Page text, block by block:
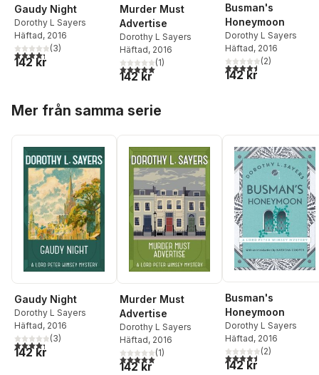
Gaudy Night
Dorothy L Sayers
Häftad, 2016
4,3utav 5 stjärnor. Totalt antal röster:
(3)
142 kr
Murder Must
Advertise
Dorothy L Sayers
Häftad, 2016
5,0utav 5 stjärnor. Totalt antal röster:
(1)
142 kr
Busman's
Honeymoon
Dorothy L Sayers
Häftad, 2016
4,5utav 5 stjärnor.
(2)
142 kr
Mer från samma serie
Gaudy Night
Dorothy L Sayers
Häftad, 2016
4,3utav 5 stjärnor. Totalt antal röster:
(3)
142 kr
Murder Must
Advertise
Dorothy L Sayers
Häftad, 2016
5,0utav 5 stjärnor. Totalt antal röster:
(1)
142 kr
Busman's
Honeymoon
Dorothy L Sayers
Häftad, 2016
4,5utav 5 stjärnor.
(2)
142 kr